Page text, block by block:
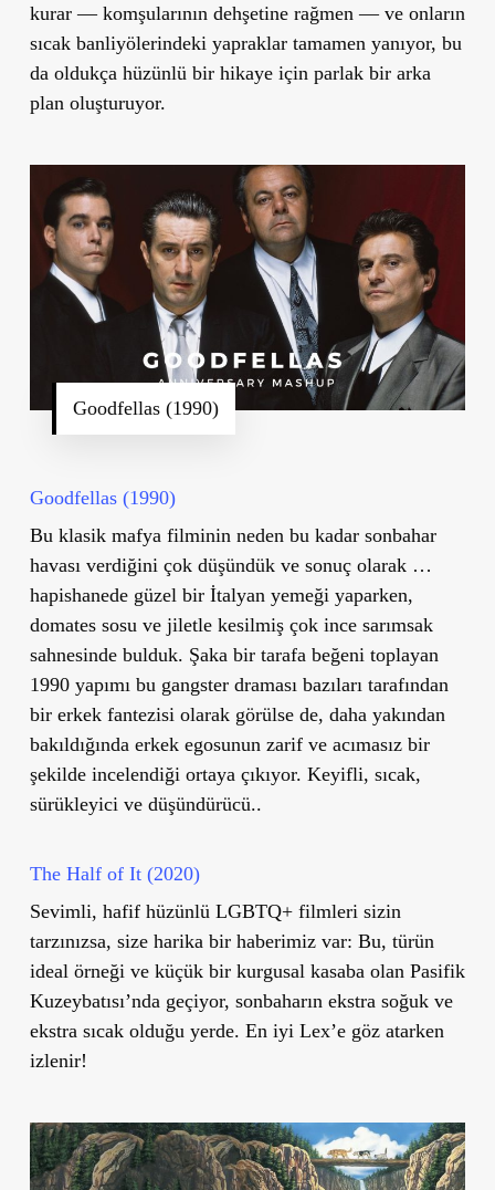
kurar — komşularının dehşetine rağmen — ve onların
sıcak banliyölerindeki yapraklar tamamen yanıyor, bu
da oldukça hüzünlü bir hikaye için parlak bir arka
plan oluşturuyor.
Goodfellas (1990)
Goodfellas (1990)
Bu klasik mafya filminin neden bu kadar sonbahar
havası verdiğini çok düşündük ve sonuç olarak …
hapishanede güzel bir İtalyan yemeği yaparken,
domates sosu ve jiletle kesilmiş çok ince sarımsak
sahnesinde bulduk. Şaka bir tarafa beğeni toplayan
1990 yapımı bu gangster draması bazıları tarafından
bir erkek fantezisi olarak görülse de, daha yakından
bakıldığında erkek egosunun zarif ve acımasız bir
şekilde incelendiği ortaya çıkıyor. Keyifli, sıcak,
sürükleyici ve düşündürücü..
The Half of It (2020)
Sevimli, hafif hüzünlü LGBTQ+ filmleri sizin
tarzınızsa, size harika bir haberimiz var: Bu, türün
ideal örneği ve küçük bir kurgusal kasaba olan Pasifik
Kuzeybatısı’nda geçiyor, sonbaharın ekstra soğuk ve
ekstra sıcak olduğu yerde. En iyi Lex’e göz atarken
izlenir!